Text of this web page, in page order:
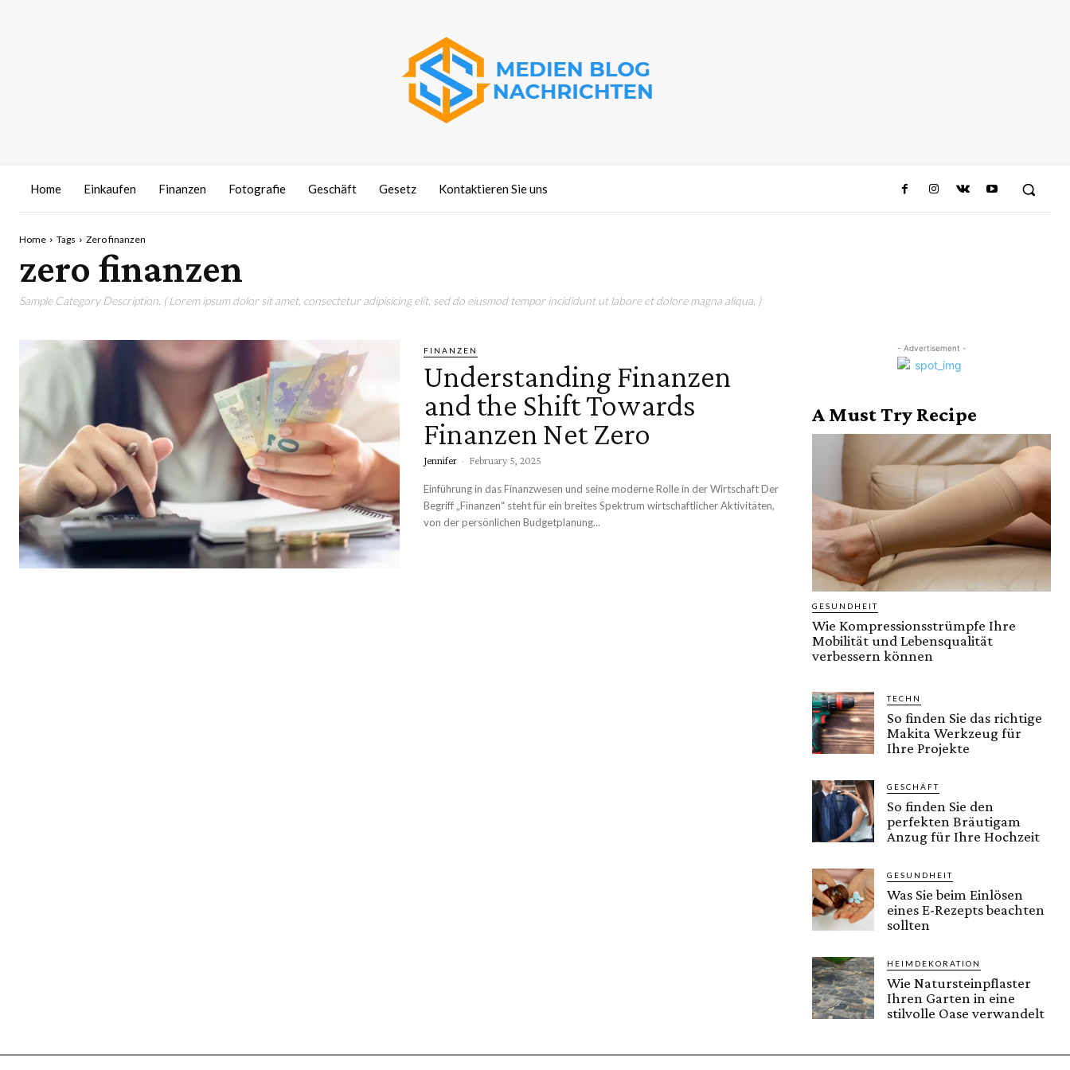
Home Einkaufen Finanzen Fotografie Geschäft Gesetz Kontaktieren Sie uns
Home Tags Zero finanzen
zero finanzen
Sample Category Description. ( Lorem ipsum dolor sit amet, consectetur adipisicing elit, sed do eiusmod tempor incididunt ut labore et dolore magna aliqua. )
FINANZEN
Understanding Finanzen
and the Shift Towards
Finanzen Net Zero
Jennifer - February 5, 2025
Einführung in das Finanzwesen und seine moderne Rolle in der Wirtschaft Der
Begriff „Finanzen“ steht für ein breites Spektrum wirtschaftlicher Aktivitäten,
von der persönlichen Budgetplanung...
- Advertisement -
A Must Try Recipe
GESUNDHEIT
Wie Kompressionsstrümpfe Ihre
Mobilität und Lebensqualität
verbessern können
TECHN
So finden Sie das richtige
Makita Werkzeug für
Ihre Projekte
GESCHÄFT
So finden Sie den
perfekten Bräutigam
Anzug für Ihre Hochzeit
GESUNDHEIT
Was Sie beim Einlösen
eines E-Rezepts beachten
sollten
HEIMDEKORATION
Wie Natursteinpflaster
Ihren Garten in eine
stilvolle Oase verwandelt